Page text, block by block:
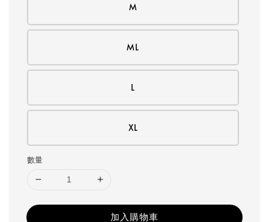
M
ML
L
XL
數量
加入購物車